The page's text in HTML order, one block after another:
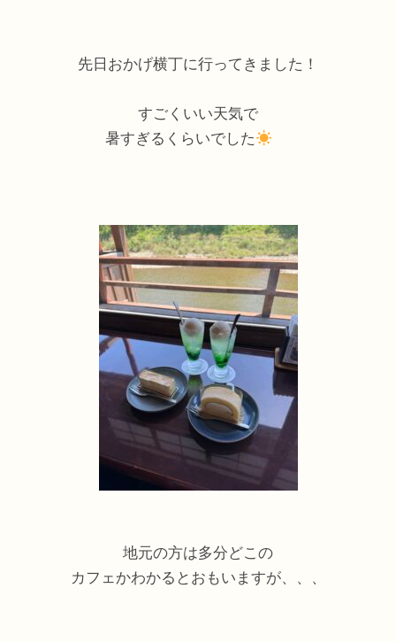
先日おかげ横丁に行ってきました！
すごくいい天気で
暑すぎるくらいでした
地元の方は多分どこの
カフェかわかるとおもいますが、、、